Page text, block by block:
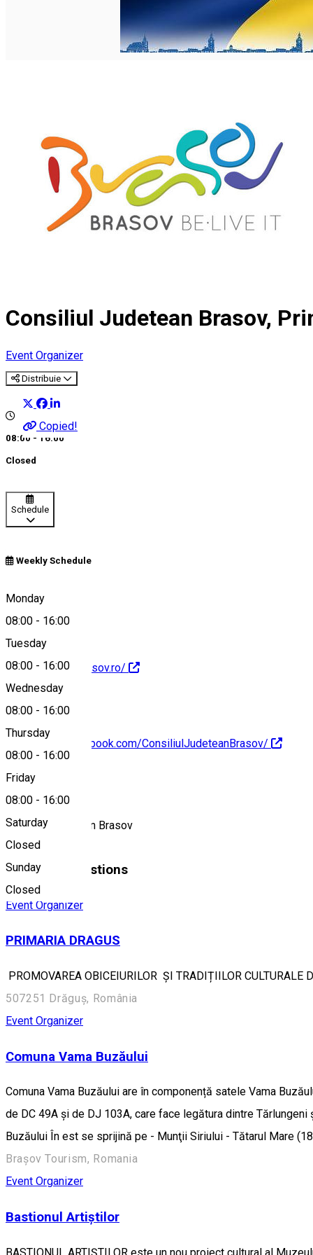
Consiliul Judetean Brasov,
Event Organizer
Distribuie
Copied!
08:00 - 16:00
Closed
Schedule
Weekly Schedule
Monday
08:00 - 16:00
Tuesday
08:00 - 16:00
Wednesday
08:00 - 16:00
Thursday
08:00 - 16:00
Friday
08:00 - 16:00
Saturday
Closed
Sunday
Closed
0268 410777
https://site.judbrasov.ro/
https://www.facebook.com/ConsiliulJudeteanBrasov/
About
Consiliul Judetean Brasov
Similar Suggestions
Event Organizer
PRIMARIA DRAGUS
PROMOVAREA OBICEIURILOR ȘI TRADIȚIILOR
507251 Drăguș, România
Event Organizer
Comuna Vama Buzăului
Comuna Vama Buzăului are în componență satele Vama
de DC 49A și de DJ 103A, care face legătura dintre
Buzăului În est se sprijină pe - Munţii Siriului - Tătarul Mare
Brașov Tourism, Romania
Event Organizer
Bastionul Artiștilor